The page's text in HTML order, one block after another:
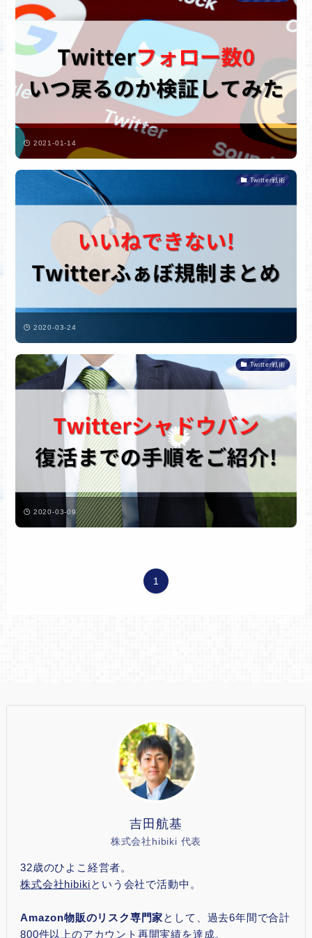
2021-01-14
Twitter戦術
2020-03-24
Twitter戦術
2020-03-09
1
吉田航基
株式会社hibiki 代表
32歳のひよこ経営者。
株式会社hibikiという会社で活動中。
Amazon物販のリスク専門家として、過去6年間で合計
800件以上のアカウント再開実績を達成。